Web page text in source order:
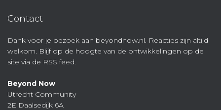
Contact
Dank voor je bezoek aan beyondnow.nl. Reacties zijn altijd
welkom. Blijf op de hoogte van de ontwikkelingen op de
site via de RSS feed.
Beyond Now
Utrecht Community
2E Daalsedijk 6A